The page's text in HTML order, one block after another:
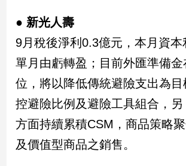
／
電
影
薦
科
技/
遊
戲
運
動
● 新光人壽
9月稅後淨利0.3億元，本月資本
單月由虧轉盈；目前外匯準備金
位，將以降低傳統避險支出為
控避險比例及避險工具組合，
方面持續累積CSM，商品策略
及價值型商品之銷售。